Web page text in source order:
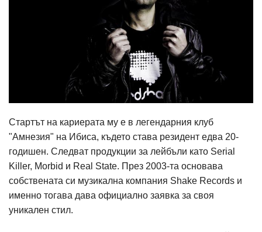
Стартът на кариерата му е в легендарния клуб
"Амнезия" на Ибиса, където става резидент едва 20-
годишен. Следват продукции за лейбъли като Serial
Killer, Morbid и Real State. През 2003-та основава
собствената си музикална компания Shake Records и
именно тогава дава официално заявка за своя
уникален стил.